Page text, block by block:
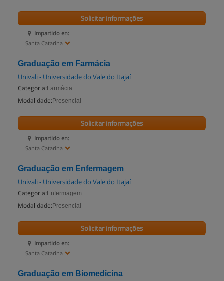
Impartido en:
Santa Catarina
Solicitar informações
Graduação em Farmácia
Univali - Universidade do Vale do Itajaí
Categoria: Farmácia
Modalidade: Presencial
Impartido en:
Santa Catarina
Solicitar informações
Graduação em Enfermagem
Univali - Universidade do Vale do Itajaí
Categoria: Enfermagem
Modalidade: Presencial
Impartido en:
Santa Catarina
Solicitar informações
Graduação em Biomedicina